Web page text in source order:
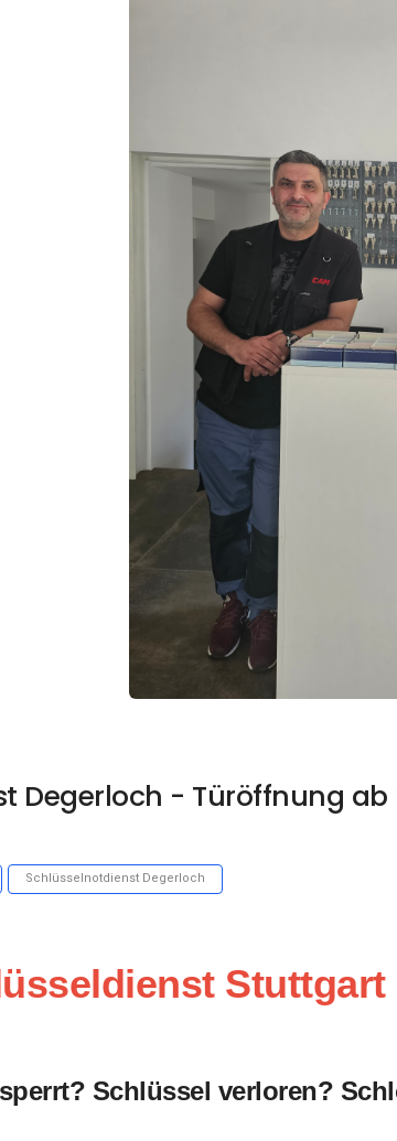
Degerloch - Türöffnung
Schlüsselnotdienst Degerloch
Stuttgart
Schlüssel verloren?